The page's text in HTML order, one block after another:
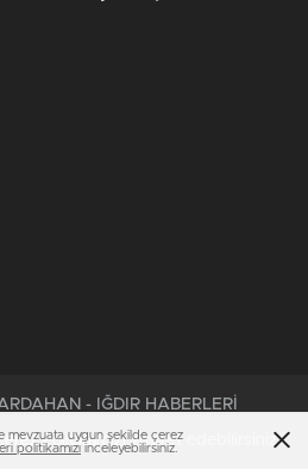
- IĞDIR HABERLERİ
Politikamızıziyaret edebilirsiniz.
mevzuata uygun şekilde çerez
politikamızı inceleyebilirsiniz.